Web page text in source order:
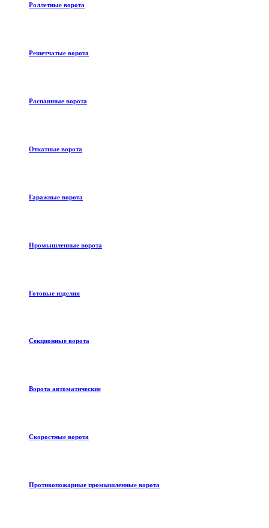
Роллетные ворота
Решетчатые ворота
Распашные ворота
Откатные ворота
Гаражные ворота
Промышленные ворота
Готовые изделия
Секционные ворота
Ворота автоматические
Скоростные ворота
Противопожарные промышленные ворота